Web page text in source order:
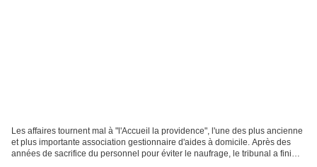
Les affaires tournent mal à "l'Accueil la providence", l'une des plus ancienne
et plus importante association gestionnaire d'aides à domicile. Après des
années de sacrifice du personnel pour éviter le naufrage, le tribunal a fini